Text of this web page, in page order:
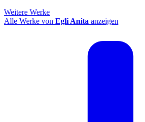
Weitere Werke
Alle Werke von Egli Anita anzeigen